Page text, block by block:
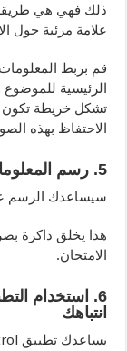
ذلك فهي هي
علامة مرئية حول
قم بربط
الرئيسية للموضوع
تشكل خريطة تكون
الاحتفاظ بهذه
5. رسم المعلومات
سيساعدك الرسم
هذا يخلق ذاكرة
الامتحان.
6. استخدام
انتباهك